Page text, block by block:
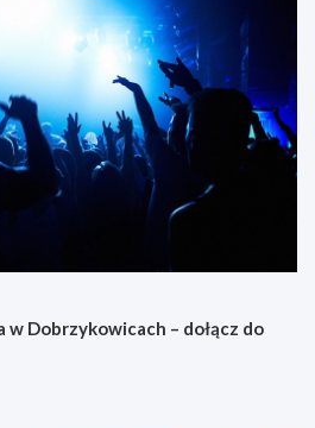
Dobrzykowicach – dołącz do